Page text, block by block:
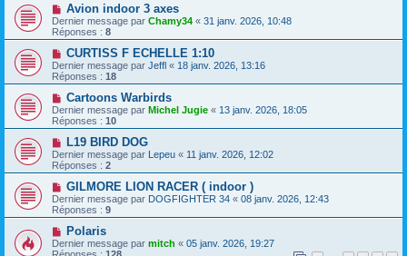
Avion indoor 3 axes
Dernier message par Chamy34 « 31 janv. 2026, 10:48
Réponses : 8
CURTISS F ECHELLE 1:10
Dernier message par Jeffl « 18 janv. 2026, 13:16
Réponses : 18
Cartoons Warbirds
Dernier message par Michel Jugie « 13 janv. 2026, 18:05
Réponses : 10
L19 BIRD DOG
Dernier message par Lepeu « 11 janv. 2026, 12:02
Réponses : 2
GILMORE LION RACER ( indoor )
Dernier message par DOGFIGHTER 34 « 08 janv. 2026, 12:43
Réponses : 9
Polaris
Dernier message par mitch « 05 janv. 2026, 19:27